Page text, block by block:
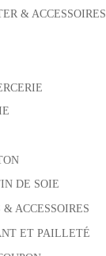
& ACCESSOIRES
DE SOIE
ACCESSOIRES
ET PAILLETÉ